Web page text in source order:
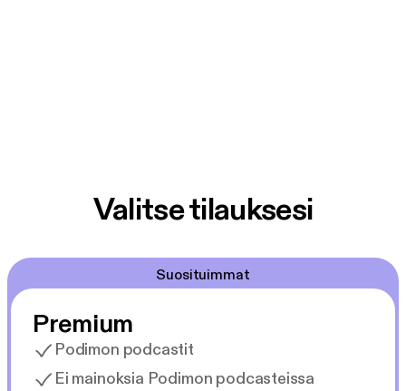
Valitse tilauksesi
Suosituimmat
Premium
Podimon podcastit
Ei mainoksia Podimon podcasteissa